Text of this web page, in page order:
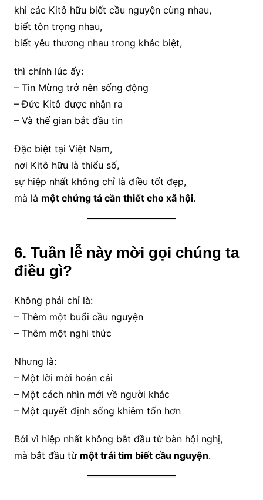
khi các Kitô hữu biết cầu nguyện cùng nhau,
biết tôn trọng nhau,
biết yêu thương nhau trong khác biệt,
thì chính lúc ấy:
– Tin Mừng trở nên sống động
– Đức Kitô được nhận ra
– Và thế gian bắt đầu tin
Đặc biệt tại Việt Nam,
nơi Kitô hữu là thiểu số,
sự hiệp nhất không chỉ là điều tốt đẹp,
mà là một chứng tá cần thiết cho xã hội.
6. Tuần lễ này mời gọi chúng ta
điều gì?
Không phải chỉ là:
– Thêm một buổi cầu nguyện
– Thêm một nghi thức
Nhưng là:
– Một lời mời hoán cải
– Một cách nhìn mới về người khác
– Một quyết định sống khiêm tốn hơn
Bởi vì hiệp nhất không bắt đầu từ bàn hội nghị,
mà bắt đầu từ một trái tim biết cầu nguyện.